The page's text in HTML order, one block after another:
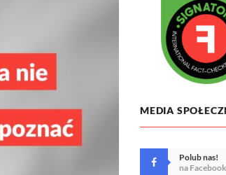
MEDIA
Polub nas!
na